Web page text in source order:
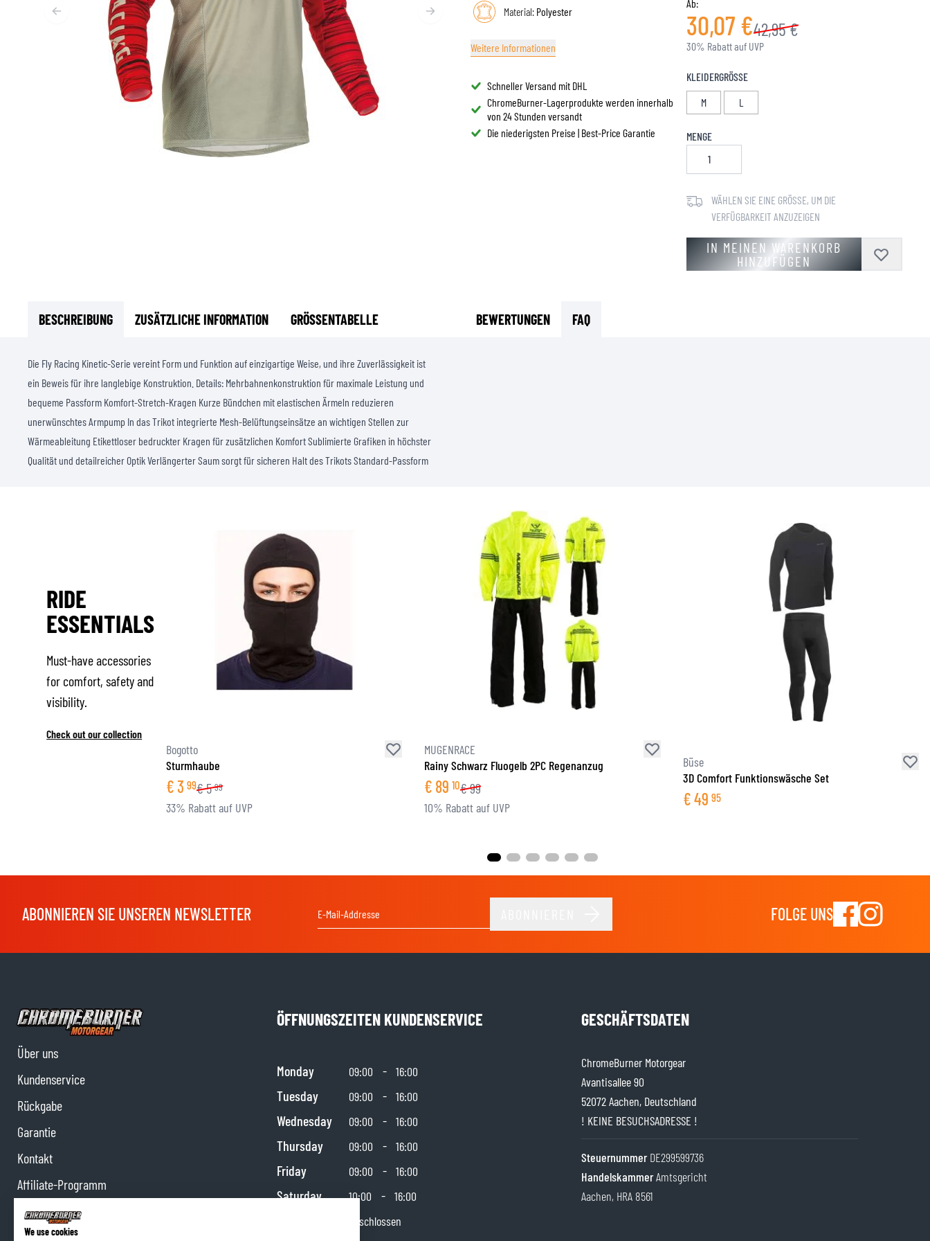
HELMFUTTER
FUNKTIONSBEKLEIDUNG
BASISSCHICHT
MITTELSCHICHT
KOPFBEDECKUNG & MULTIFUNKTIONSTUCH
PROTEKTOREN
AIRBAGS
OBERKÖRPERSCHUTZ
UNTERKÖRPERSCHUTZ
MOTOCROSS PROTEKTOREN
ZUBEHÖR
CAPS
BRILLEN
SCHUHWAREN
TANKTASCHEN
HECKTASCHEN
HALTEPLATTEN UND MONTAGE
Ab:
30,07 €42,95 €
30% Rabatt auf UVP
KLEIDERGRÖSSE
M
L
MENGE
WÄHLEN SIE EINE GRÖSSE, UM DIE V
ERFÜGBARKEIT ANZUZEIGEN
IN MEINEN WARENKORB
HINZUFÜGEN
Material: Polyester
Weitere Informationen
Schneller Versand mit DHL
ChromeBurner-Lagerprodukte werden innerhalb
von 24 Stunden versandt
Die niederigsten Preise | Best-Price Garantie
BESCHREIBUNG ZUSÄTZLICHE INFORMATION GRÖSSENTABELLE BEWERTUNGEN FAQ
Die Fly Racing Kinetic-Serie vereint Form und Funktion auf einzigartige Weise, und ihre Zuverlässigkeit ist
ein Beweis für ihre langlebige Konstruktion. Details: Mehrbahnenkonstruktion für maximale Leistung und
bequeme Passform Komfort-Stretch-Kragen Kurze Bündchen mit elastischen Ärmeln reduzieren
unerwünschtes Armpump In das Trikot integrierte Mesh-Belüftungseinsätze an wichtigen Stellen zur
Wärmeableitung Etikettloser bedruckter Kragen für zusätzlichen Komfort Sublimierte Grafiken in höchster
Qualität und detailreicher Optik Verlängerter Saum sorgt für sicheren Halt des Trikots Standard-Passform
RIDE
ESSENTIALS
Must-have accessories
for comfort, safety and
visibility.
Check out our collection
Bogotto
Sturmhaube
€3 99€5 99
33% Rabatt auf UVP
MUGENRACE
Rainy Schwarz Fluogelb 2PC Regenanzug
€ 89 10€99
10% Rabatt auf UVP
Büse
3D Comfort Funktionswäsche Set
€49 95
ABONNIEREN SIE UNSEREN NEWSLETTER FOLGE UNS
Über uns
Kundenservice
Rückgabe
Garantie
Kontakt
Affiliate-Programm
Impressum
ÖFFNUNGSZEITEN KUNDENSERVICE
Monday 09:00 - 16:00
Tuesday 09:00 - 16:00
Wednesday 09:00 - 16:00
Thursday 09:00 - 16:00
Friday 09:00 - 16:00
Saturday 10:00 - 16:00
Geschlossen
GESCHÄFTSDATEN
ChromeBurner Motorgear
Avantisallee 90
52072 Aachen, Deutschland
! KEINE BESUCHSADRESSE !
SteuernummerDE299599736
HandelskammerAmtsgericht
Aachen, HRA 8561
We use cookies